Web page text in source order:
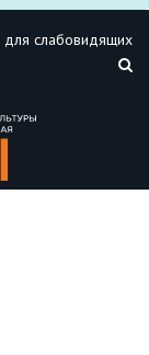
для слабовидящих